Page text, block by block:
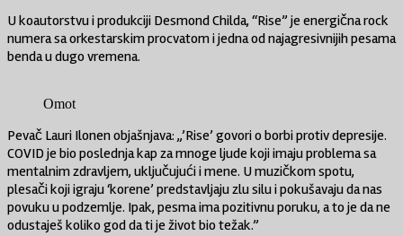
U koautorstvu i produkciji Desmond Childa, “Rise” je energična rock
numera sa orkestarskim procvatom i jedna od najagresivnijih pesama
benda u dugo vremena.
Omot
Pevač Lauri Ilonen objašnjava: „’Rise’ govori o borbi protiv depresije.
COVID je bio poslednja kap za mnoge ljude koji imaju problema sa
mentalnim zdravljem, uključujući i mene. U muzičkom spotu,
plesači koji igraju ‘korene’ predstavljaju zlu silu i pokušavaju da nas
povuku u podzemlje. Ipak, pesma ima pozitivnu poruku, a to je da ne
odustaješ koliko god da ti je život bio težak.”